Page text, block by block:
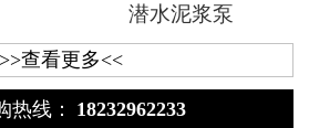
潜水泥浆泵
>>查看更多<<
热线： 18232962233